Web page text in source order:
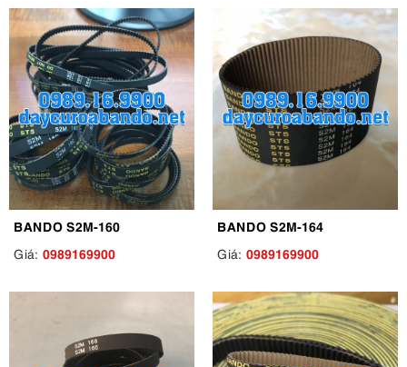
BANDO S2M-160
Giá: 0989169900
BANDO S2M-164
Giá: 0989169900